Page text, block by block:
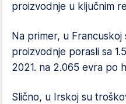
proizvodnje u ključnim
Na primer, u
proizvodnje porasli sa
2021. na 2.065 evra po
Slično, u Irskoj su